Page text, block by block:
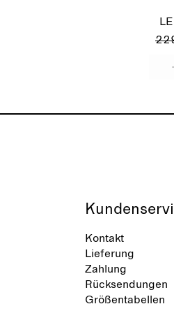
Kontakt
Lieferung
Zahlung
Rücksendungen
Größentabellen